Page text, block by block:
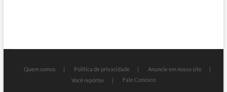
Quem somos Política de privacidade
Anuncie em nosso site
Você repórter
Fale Conosco